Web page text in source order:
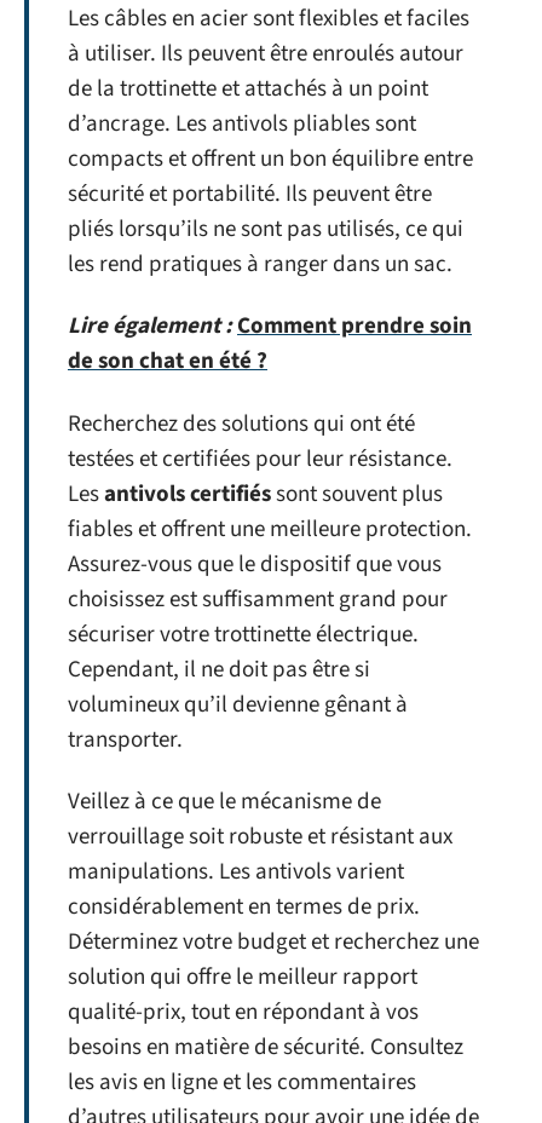
Les câbles en acier sont flexibles et faciles
à utiliser. Ils peuvent être enroulés autour
de la trottinette et attachés à un point
d’ancrage. Les antivols pliables sont
compacts et offrent un bon équilibre entre
sécurité et portabilité. Ils peuvent être
pliés lorsqu’ils ne sont pas utilisés, ce qui
les rend pratiques à ranger dans un sac.
Lire également :Comment prendre soin
de son chat en été ?
Recherchez des solutions qui ont été
testées et certifiées pour leur résistance.
Lesantivols certifiéssont souvent plus
fiables et offrent une meilleure protection.
Assurez-vous que le dispositif que vous
choisissez est suffisamment grand pour
sécuriser votre trottinette électrique.
Cependant, il ne doit pas être si
volumineux qu’il devienne gênant à
transporter.
Veillez à ce que le mécanisme de
verrouillage soit robuste et résistant aux
manipulations. Les antivols varient
considérablement en termes de prix.
Déterminez votre budget et recherchez une
solution qui offre le meilleur rapport
qualité-prix, tout en répondant à vos
besoins en matière de sécurité. Consultez
les avis en ligne et les commentaires